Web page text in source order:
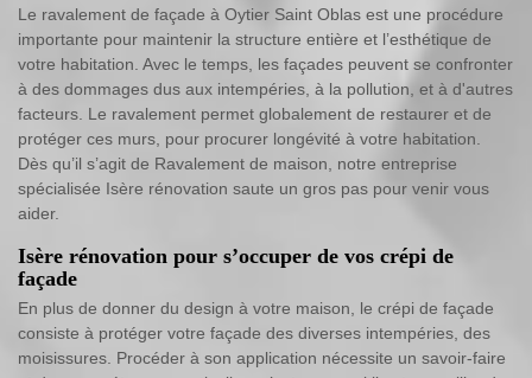
Le ravalement de façade à Oytier Saint Oblas est une procédure
importante pour maintenir la structure entière et l’esthétique de
votre habitation. Avec le temps, les façades peuvent se confronter
à des dommages dus aux intempéries, à la pollution, et à d'autres
facteurs. Le ravalement permet globalement de restaurer et de
protéger ces murs, pour procurer longévité à votre habitation.
Dès qu’il s’agit de Ravalement de maison, notre entreprise
spécialisée Isère rénovation saute un gros pas pour venir vous
aider.
Isère rénovation pour s’occuper de vos crépi de
façade
En plus de donner du design à votre maison, le crépi de façade
consiste à protéger votre façade des diverses intempéries, des
moisissures. Procéder à son application nécessite un savoir-faire